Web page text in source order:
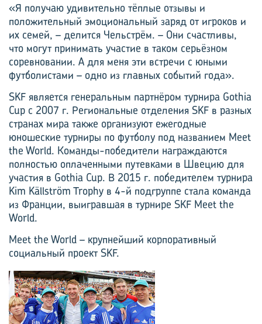
«Я получаю удивительно тёплые отзывы и
положительный эмоциональный заряд от игроков и
их семей, – делится Чельстрём. – Они счастливы,
что могут принимать участие в таком серьёзном
соревновании. А для меня эти встречи с юными
футболистами – одно из главных событий года».
SKF является генеральным парт­нёром турнира Gothia
Cup с 2007 г. Региональные отделения SKF в разных
странах мира также организуют ежегодные
юношеские турниры по футболу под названием Meet
the World. Команды-победители награждаются
полностью оплаченными путевками в Швецию для
участия в Gothia Cup. В 2015 г. победителем турнира
Kim Källström Trophy в 4-й подгруппе стала команда
из Франции, выигравшая в турнире SKF Meet the
World.
Meet the World – крупнейший корпоративный
социальный проект SKF.